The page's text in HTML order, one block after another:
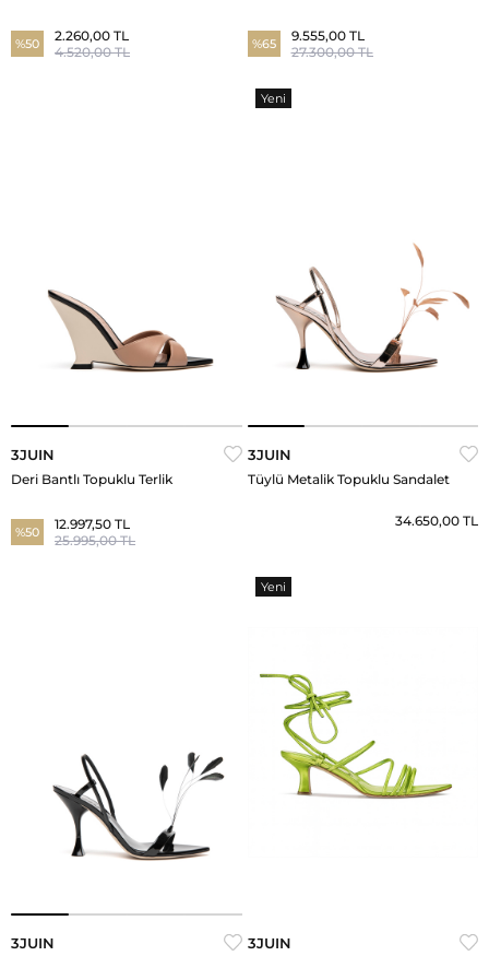
%50
2.260,00 TL
4.520,00 TL
%65
9.555,00 TL
27.300,00 TL
3JUIN
Deri Bantlı Topuklu Terlik
%50
12.997,50 TL
25.995,00 TL
3JUIN
Tüylü Metalik Topuklu Sandalet
34.650,00 TL
Yeni
3JUIN 3JUIN
Yeni